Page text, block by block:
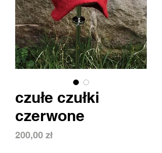
czułe czułki
czerwone
200,00 złCena